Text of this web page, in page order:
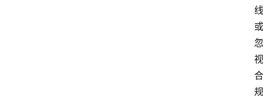
线
或
忽
视
合
规